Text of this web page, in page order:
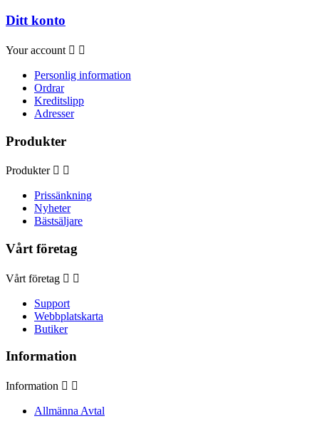
Ditt konto
Your account  
Personlig information
Ordrar
Kreditslipp
Adresser
Produkter
Produkter  
Prissänkning
Nyheter
Bästsäljare
Vårt företag
Vårt företag  
Support
Webbplatskarta
Butiker
Information
Information  
Allmänna Avtal